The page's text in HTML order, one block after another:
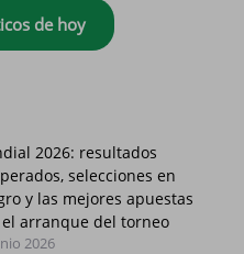
de hoy
2026: resultados
selecciones en
y las mejores apuestas
arranque del torneo
2026